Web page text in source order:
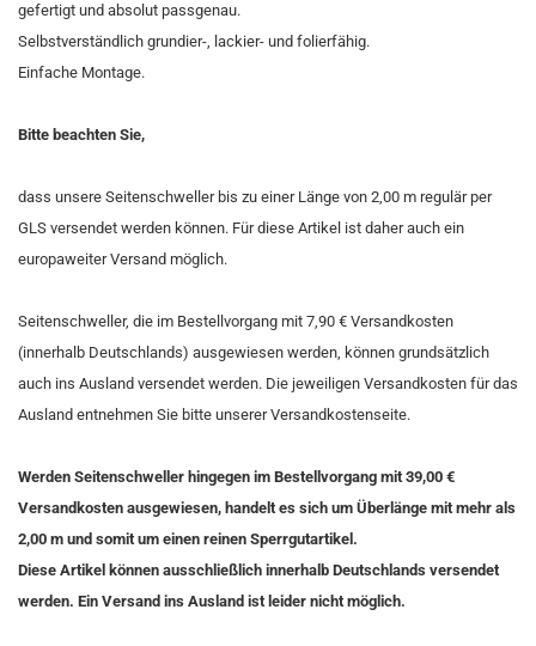
gefertigt und absolut passgenau.
Selbstverständlich grundier-, lackier- und folierfähig.
Einfache Montage.
Bitte beachten Sie,
dass unsere Seitenschweller bis zu einer Länge von 2,00 m regulär per
GLS versendet werden können. Für diese Artikel ist daher auch ein
europaweiter Versand möglich.
Seitenschweller, die im Bestellvorgang mit 7,90 € Versandkosten
(innerhalb Deutschlands) ausgewiesen werden, können grundsätzlich
auch ins Ausland versendet werden. Die jeweiligen Versandkosten für das
Ausland entnehmen Sie bitte unserer Versandkostenseite.
Werden Seitenschweller hingegen im Bestellvorgang mit 39,00 €
Versandkosten ausgewiesen, handelt es sich um Überlänge mit mehr als
2,00 m und somit um einen reinen Sperrgutartikel.
Diese Artikel können ausschließlich innerhalb Deutschlands versendet
werden. Ein Versand ins Ausland ist leider nicht möglich.